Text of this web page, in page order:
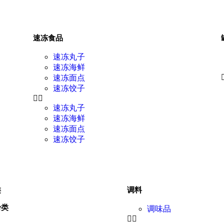
速冻食品
速冻丸子
速冻海鲜
速冻面点
速冻饺子
速冻丸子
速冻海鲜
速冻面点
速冻饺子
调料
调味品